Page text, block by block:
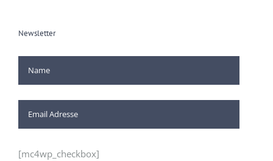
Newsletter
[mc4wp_checkbox]